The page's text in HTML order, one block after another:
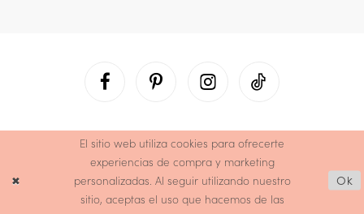
El sitio web utiliza cookies para ofrecerte
experiencias de compra y marketing
personalizadas. Al seguir utilizando nuestro
sitio, aceptas el uso que hacemos de las
Ok